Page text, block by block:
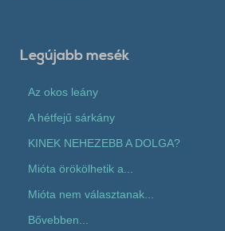
Legújabb mesék
Az okos leány
A hétfejű sárkány
KINEK NEHEZEBB A DOLGA?
Mióta örökölhetik a...
Mióta nem választanak...
Bővebben...